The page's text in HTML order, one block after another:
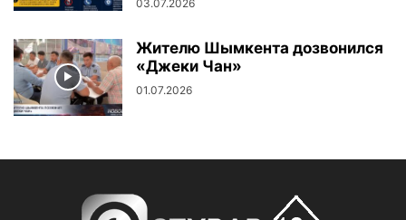
03.07.2026
Жителю Шымкента дозвонился
«Джеки Чан»
01.07.2026